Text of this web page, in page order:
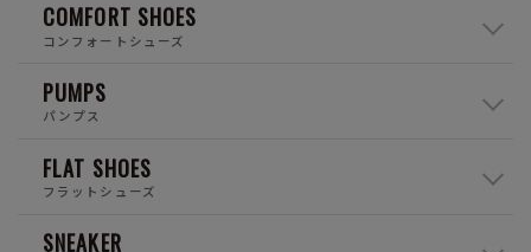
COMFORT SHOES
コンフォートシューズ
PUMPS
パンプス
FLAT SHOES
フラットシューズ
SNEAKER